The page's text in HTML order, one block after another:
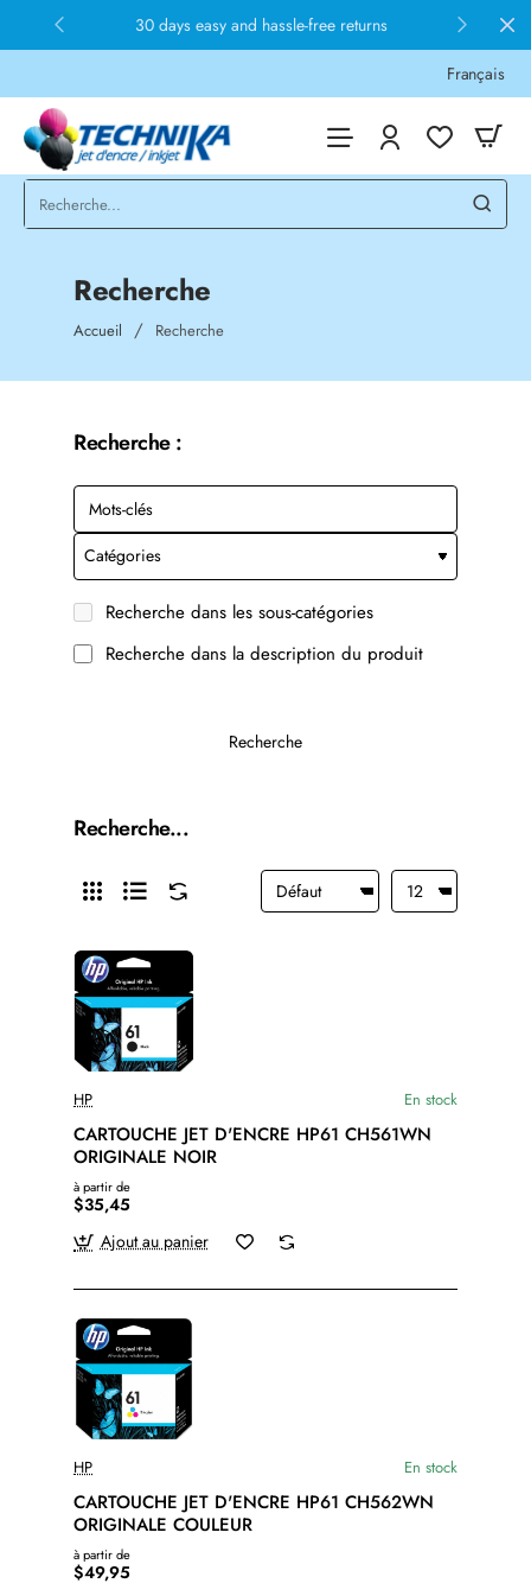
30 days easy and hassle-free returns
Français
Recherche
Accueil homeRecherche
Recherche :
Recherche dans les sous-catégories
Recherche dans la description du produit
Recherche
Recherche...
HP En stock
CARTOUCHE JET D'ENCRE HP61 CH561WN
ORIGINALE NOIR
à partir de
$35,45
Ajout au panier
HP En stock
CARTOUCHE JET D'ENCRE HP61 CH562WN
ORIGINALE COULEUR
à partir de
$49,95